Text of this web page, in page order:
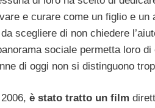
e curare come un figlio e
scegliere di non chiedere
sociale permetta loro di
di oggi non si distinguono
è stato tratto un film